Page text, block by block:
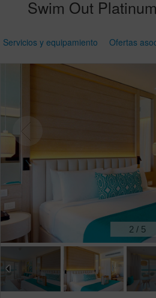
Swim Out
Servicios y equipamiento Ofertas
2 / 5